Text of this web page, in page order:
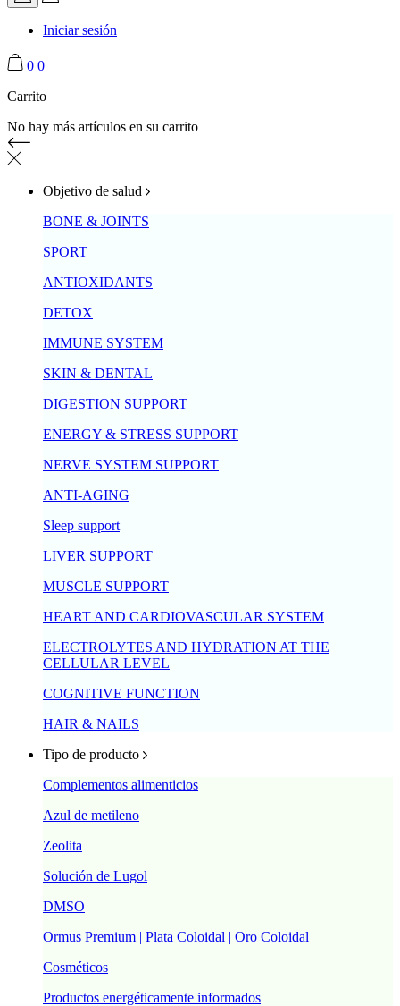
Iniciar sesión
0 0
Carrito
No hay más artículos en su carrito
Objetivo de salud
BONE & JOINTS
SPORT
ANTIOXIDANTS
DETOX
IMMUNE SYSTEM
SKIN & DENTAL
DIGESTION SUPPORT
ENERGY & STRESS SUPPORT
NERVE SYSTEM SUPPORT
ANTI-AGING
Sleep support
LIVER SUPPORT
MUSCLE SUPPORT
HEART AND CARDIOVASCULAR SYSTEM
ELECTROLYTES AND HYDRATION AT THE
CELLULAR LEVEL
COGNITIVE FUNCTION
HAIR & NAILS
Tipo de producto
Complementos alimenticios
Azul de metileno
Zeolita
Solución de Lugol
DMSO
Ormus Premium | Plata Coloidal | Oro Coloidal
Cosméticos
Productos energéticamente informados